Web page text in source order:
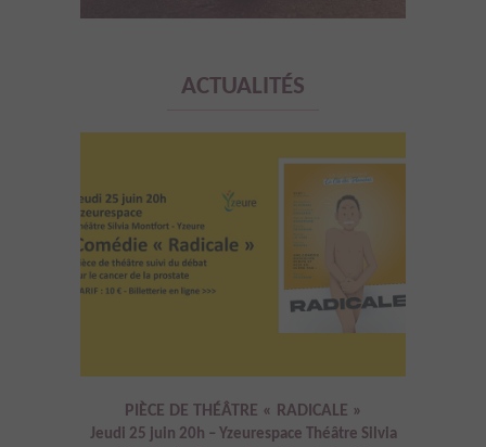
ACTUALITÉS
PIÈCE DE THÉÂTRE « RADICALE »
Jeudi 25 juin 20h – Yzeurespace Théâtre Silvia